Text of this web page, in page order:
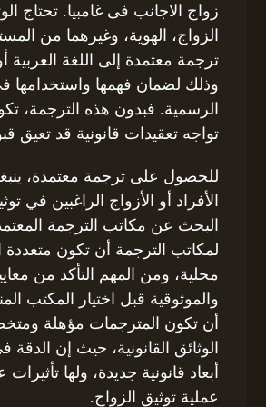
زواج الاجانب فى غامبيا. تحتاج
الزواج، الهوية، وغيرهما من
ترجمة معتمدة إلى اللغة العربية أو
وذلك لضمان فهمها واستخدامها
الرسمية. فبدون هذه الترجمة،
تواجه تعقيدات قانونية قد تعيق
للحصول على ترجمة معتمدة،
الأفراد أو الأزواج الراغبين في
البحث عن مكاتب الترجمة
لمكاتب الترجمة أن تكون متعددة
محلية، ومن المهم التأكد من
والموثوقية قبل اختيار المكتب
أن تكون المترجمات مؤهلة
الوثائق القانونية، حيث إن الدقة
أبعاد قانونية جديدة، ولها
عملية توثيق الزواج.